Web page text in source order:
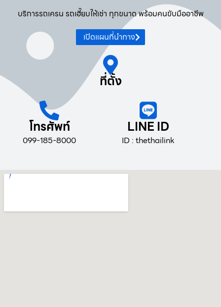
บริการรถเครน รถเฮี๊ยบให้เช่า ทุกขนาด พร้อมคนขับมืออาชีพ
เปิดแผนที่นำทาง
ที่ตั้ง
โทรศัพท์
099-185-8000
LINE ID
ID : thethailink